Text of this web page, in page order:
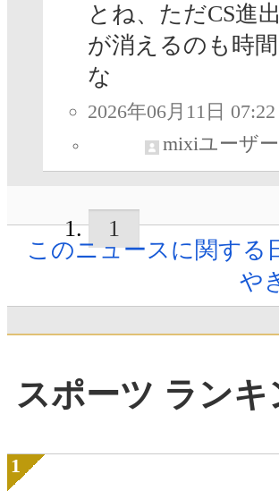
とね、ただCS進
が消えるのも時
な
2026年06月11日 07:22
mixiユーザー
1
このニュースに関する
や
スポーツ ランキ